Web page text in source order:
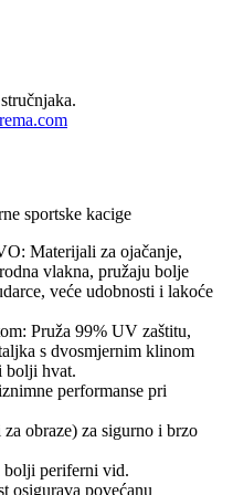
sportske kacige
Materijali za ojačanje,
vlakna, pružaju bolje
veće udobnosti i lakoće
Pruža 99% UV zaštitu,
s dvosmjernim klinom
bolji hvat.
performanse pri
obraze) za sigurno i brzo
bolji periferni vid.
osigurava povećanu